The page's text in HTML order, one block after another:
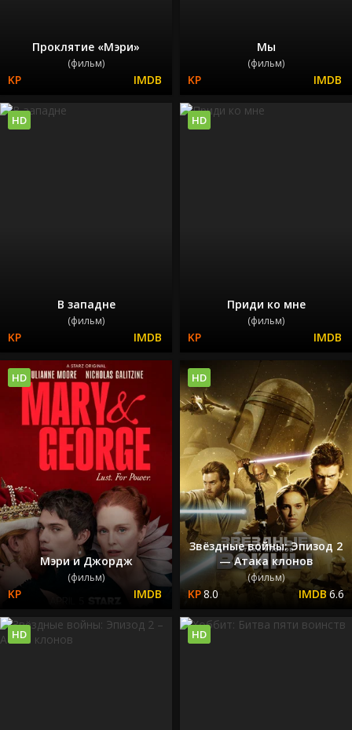
Проклятие «Мэри»
(фильм)
Мы
(фильм)
В западне
(фильм)
HD
Приди ко мне
(фильм)
HD
Мэри и Джордж
(фильм)
HD
Звёздные войны: Эпизод 2
— Атака клонов
(фильм)
8.0 6.6
HD
HD HD